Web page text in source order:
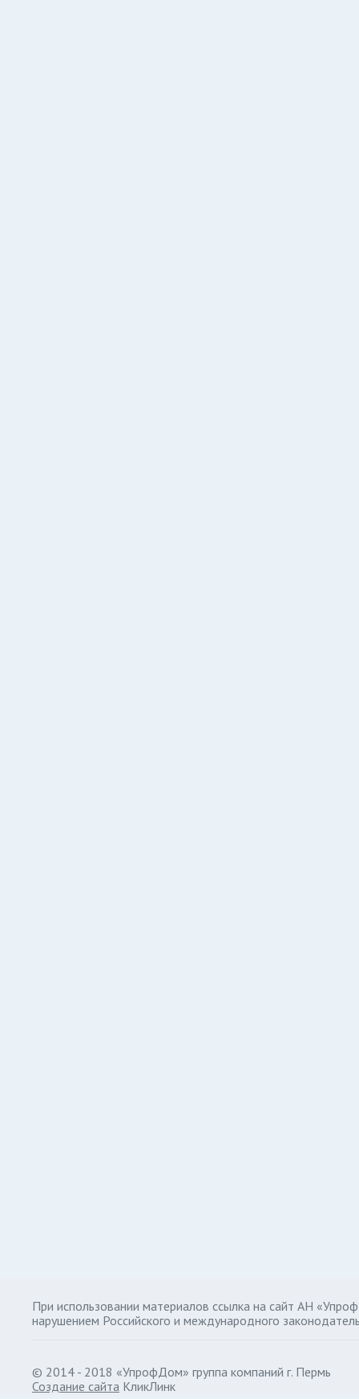
При использовании материалов ссылка на сайт АН
нарушением Российского и международного
© 2014 - 2018 «УпрофДом» группа компаний г. Пермь
Создание сайта КликЛинк